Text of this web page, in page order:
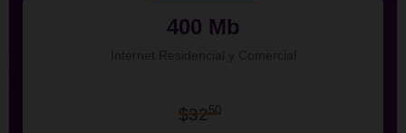
400 Mb
$3250